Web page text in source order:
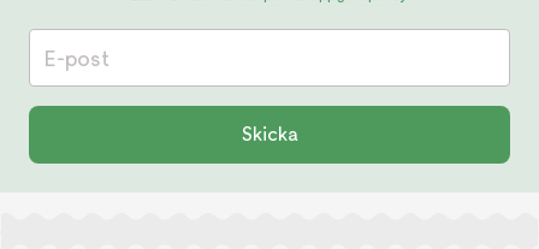
E-post
Skicka